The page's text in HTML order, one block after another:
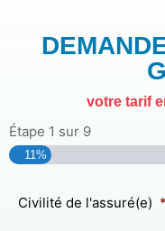
votre tarif
Étape 1 sur 9
11%
Civilité de l'assuré(e) *